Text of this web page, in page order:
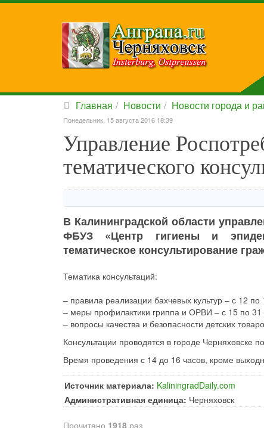
Главная Новости Новости города и
Понедельник, 15 августа 2016 18:39
Управление
тематического
В Калининградской области
ФБУЗ «Центр гигиены и
тематическое консультирование
Тематика консультаций:
– правила реализации бахчевых культур – с 12 по
– меры профилактики гриппа и ОРВИ – с 15 по 31
– вопросы качества и безопасности детских
Консультации проводятся в городе Черняховске
Время проведения с 14 до 16 часов, кроме
Источник материала: KaliningradDaily.com
Административная единица: Черняховск
Прочитано 1918 раз